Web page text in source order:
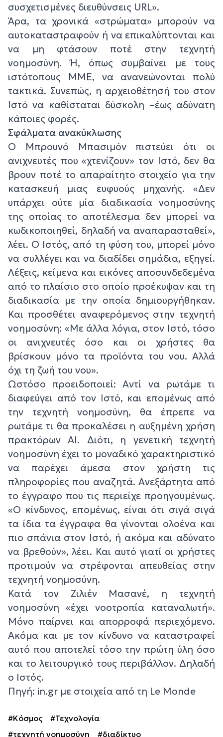
συσχετισμένες διευθύνσεις URL».
Άρα, τα χρονικά «στρώματα» μπορούν να
αυτοκαταστραφούν ή να επικαλύπτονται και
να μη φτάσουν ποτέ στην τεχνητή
νοημοσύνη. Ή, όπως συμβαίνει με τους
ιστότοπους ΜΜΕ, να ανανεώνονται πολύ
τακτικά. Συνεπώς, η αρχειοθέτησή του στον
Ιστό να καθίσταται δύσκολη –έως αδύνατη
κάποιες φορές.
Σφάλματα ανακύκλωσης
Ο Μπρουνό Μπασιμόν πιστεύει ότι οι
ανιχνευτές που «χτενίζουν» τον Ιστό, δεν θα
βρουν ποτέ το απαραίτητο στοιχείο για την
κατασκευή μιας ευφυούς μηχανής. «Δεν
υπάρχει ούτε μία διαδικασία νοημοσύνης
της οποίας το αποτέλεσμα δεν μπορεί να
κωδικοποιηθεί, δηλαδή να αναπαρασταθεί»,
λέει. Ο Ιστός, από τη φύση του, μπορεί μόνο
να συλλέγει και να διαδίδει σημάδια, εξηγεί.
Λέξεις, κείμενα και εικόνες αποσυνδεδεμένα
από το πλαίσιο στο οποίο προέκυψαν και τη
διαδικασία με την οποία δημιουργήθηκαν.
Και προσθέτει αναφερόμενος στην τεχνητή
νοημοσύνη: «Με άλλα λόγια, στον Ιστό, τόσο
οι ανιχνευτές όσο και οι χρήστες θα
βρίσκουν μόνο τα προϊόντα του νου. Αλλά
όχι τη ζωή του νου».
Ωστόσο προειδοποιεί: Αντί να ρωτάμε τι
διαφεύγει από τον Ιστό, και επομένως από
την τεχνητή νοημοσύνη, θα έπρεπε να
ρωτάμε τι θα προκαλέσει η αυξημένη χρήση
πρακτόρων ΑΙ. Διότι, η γενετική τεχνητή
νοημοσύνη έχει το μοναδικό χαρακτηριστικό
να παρέχει άμεσα στον χρήστη τις
πληροφορίες που αναζητά. Ανεξάρτητα από
το έγγραφο που τις περιείχε προηγουμένως.
«Ο κίνδυνος, επομένως, είναι ότι σιγά σιγά
τα ίδια τα έγγραφα θα γίνονται ολοένα και
πιο σπάνια στον Ιστό, ή ακόμα και αδύνατο
να βρεθούν», λέει. Και αυτό γιατί οι χρήστες
προτιμούν να στρέφονται απευθείας στην
τεχνητή νοημοσύνη.
Κατά τον Ζιλιέν Μασανέ, η τεχνητή
νοημοσύνη «έχει νοοτροπία καταναλωτή».
Μόνο παίρνει και απορροφά περιεχόμενο.
Ακόμα και με τον κίνδυνο να καταστραφεί
αυτό που αποτελεί τόσο την πρώτη ύλη όσο
και το λειτουργικό τους περιβάλλον. Δηλαδή
ο Ιστός.
Πηγή: in.gr με στοιχεία από τη Le Monde
#Κόσμος
#Τεχνολογία
#τεχνητή νοημοσύνη
#διαδίκτυο